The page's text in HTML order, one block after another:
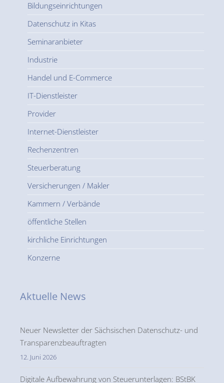
Bildungseinrichtungen
Datenschutz in Kitas
Seminaranbieter
Industrie
Handel und E-Commerce
IT-Dienstleister
Provider
Internet-Dienstleister
Rechenzentren
Steuerberatung
Versicherungen / Makler
Kammern / Verbände
öffentliche Stellen
kirchliche Einrichtungen
Konzerne
Aktuelle News
Neuer Newsletter der Sächsischen Datenschutz- und
Transparenzbeauftragten
12. Juni 2026
Digitale Aufbewahrung von Steuerunterlagen: BStBK